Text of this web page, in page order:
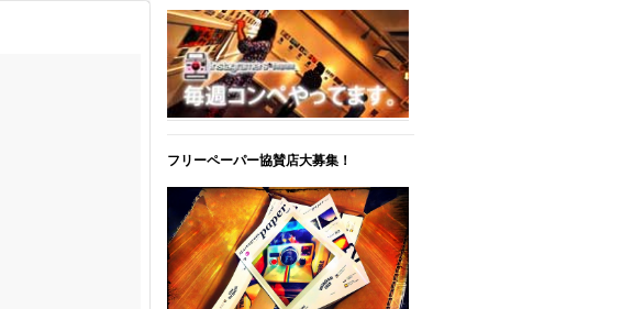
フリーペーパー協賛店大募集！